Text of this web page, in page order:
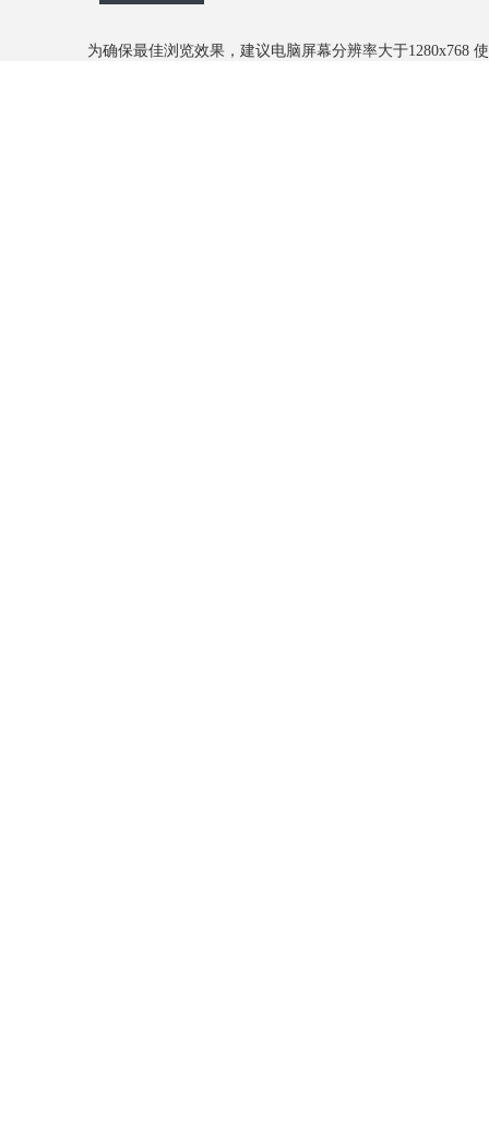
为确保最佳浏览效果，建议电脑屏幕分辨率大于1280x768